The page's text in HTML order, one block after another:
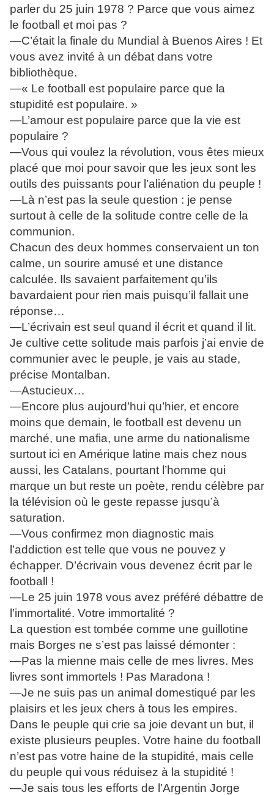
parler du 25 juin 1978 ? Parce que vous aimez
le football et moi pas ?
—C’était la finale du Mundial à Buenos Aires ! Et
vous avez invité à un débat dans votre
bibliothèque.
—« Le football est populaire parce que la
stupidité est populaire. »
—L’amour est populaire parce que la vie est
populaire ?
—Vous qui voulez la révolution, vous êtes mieux
placé que moi pour savoir que les jeux sont les
outils des puissants pour l’aliénation du peuple !
—Là n’est pas la seule question : je pense
surtout à celle de la solitude contre celle de la
communion.
Chacun des deux hommes conservaient un ton
calme, un sourire amusé et une distance
calculée. Ils savaient parfaitement qu’ils
bavardaient pour rien mais puisqu’il fallait une
réponse…
—L’écrivain est seul quand il écrit et quand il lit.
Je cultive cette solitude mais parfois j’ai envie de
communier avec le peuple, je vais au stade,
précise Montalban.
—Astucieux…
—Encore plus aujourd’hui qu’hier, et encore
moins que demain, le football est devenu un
marché, une mafia, une arme du nationalisme
surtout ici en Amérique latine mais chez nous
aussi, les Catalans, pourtant l’homme qui
marque un but reste un poète, rendu célèbre par
la télévision où le geste repasse jusqu’à
saturation.
—Vous confirmez mon diagnostic mais
l’addiction est telle que vous ne pouvez y
échapper. D’écrivain vous devenez écrit par le
football !
—Le 25 juin 1978 vous avez préféré débattre de
l’immortalité. Votre immortalité ?
La question est tombée comme une guillotine
mais Borges ne s’est pas laissé démonter :
—Pas la mienne mais celle de mes livres. Mes
livres sont immortels ! Pas Maradona !
—Je ne suis pas un animal domestiqué par les
plaisirs et les jeux chers à tous les empires.
Dans le peuple qui crie sa joie devant un but, il
existe plusieurs peuples. Votre haine du football
n’est pas votre haine de la stupidité, mais celle
du peuple qui vous réduisez à la stupidité !
—Je sais tous les efforts de l’Argentin Jorge